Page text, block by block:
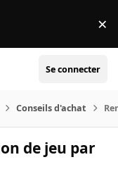
×
Se connecter
Conseils d'achat
de jeu par